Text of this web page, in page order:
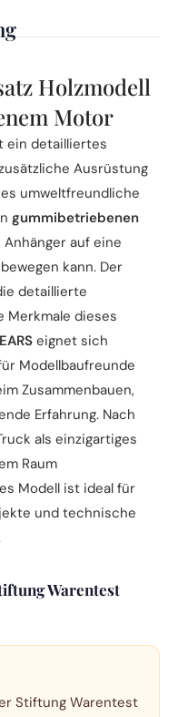
Holzmodell
Motor
ein detailliertes
Ausrüstung
umweltfreundliche
gummibetriebenen
auf eine
kann. Der
detaillierte
Merkmale dieses
eignet sich
Modellbaufreunde
Zusammenbauen,
Erfahrung. Nach
als einzigartiges
Raum
Modell ist ideal für
und technische
Warentest
Stiftung Warentest